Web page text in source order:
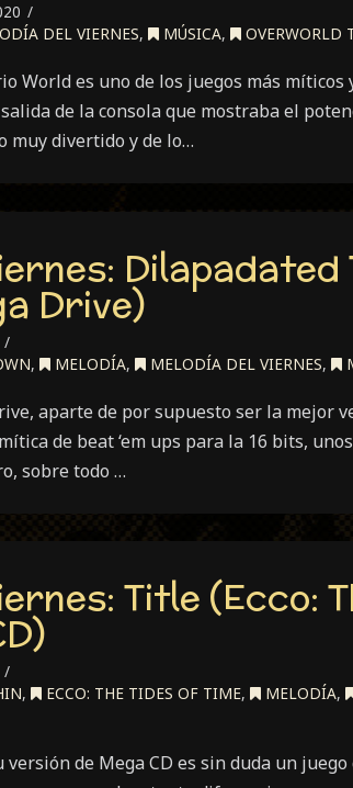
DEL VIERNES, MÚSICA, OVERWORLD
World es uno de los juegos más míticos
de la consola que mostraba el
muy divertido y de lo…
Drive)
, MELODÍA, MELODÍA DEL VIERNES,
aparte de por supuesto ser la mejor
de beat ‘em ups para la 16 bits,
sobre todo …
Title (Ecco:
, ECCO: THE TIDES OF TIME, MELODÍA,
versión de Mega CD es sin duda un